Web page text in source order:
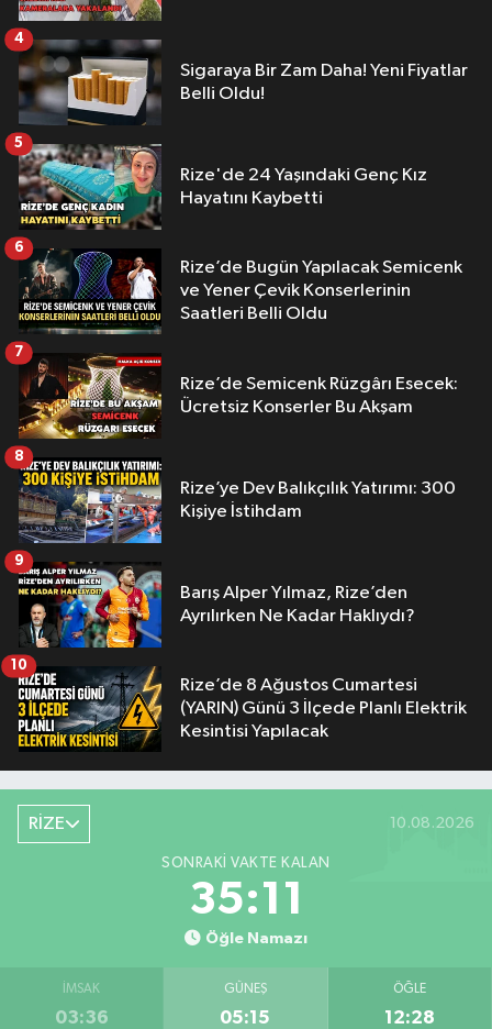
Sigaraya Bir Zam Daha! Yeni Fiyatlar
Belli Oldu!
4
Rize'de 24 Yaşındaki Genç Kız
Hayatını Kaybetti
5
Rize’de Bugün Yapılacak Semicenk
ve Yener Çevik Konserlerinin
Saatleri Belli Oldu
6
Rize’de Semicenk Rüzgârı Esecek:
Ücretsiz Konserler Bu Akşam
7
Rize’ye Dev Balıkçılık Yatırımı: 300
Kişiye İstihdam
8
Barış Alper Yılmaz, Rize’den
Ayrılırken Ne Kadar Haklıydı?
9
Rize’de 8 Ağustos Cumartesi
(YARIN) Günü 3 İlçede Planlı Elektrik
Kesintisi Yapılacak
10
RİZE 10.08.2026
SONRAKI VAKTE KALAN
35:10
Öğle Namazı
İMSAK
03:36
GÜNEŞ
05:15
ÖĞLE
12:28